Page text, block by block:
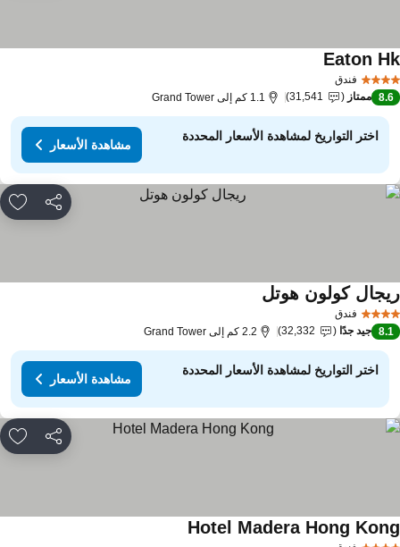
فندق
Eaton
8.6 ممتاز 31,541 1.1 كم إلى Grand Tower
اختر التواريخ لمشاهدة الأسعار المحددة
مشاهدة الأسعار
مشاركة
فندق
كولون هوتل
8.1 جيد جدًا 32,332 2.2 كم إلى Grand Tower
اختر التواريخ لمشاهدة الأسعار المحددة
مشاهدة الأسعار
مشاركة
Hotel Madera Hong